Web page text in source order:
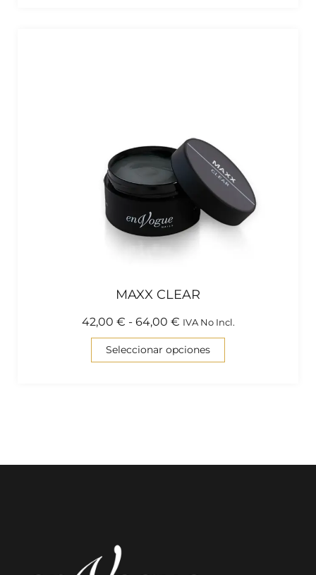
MAXX CLEAR
42,00 € - 64,00 € IVA No Incl.
Seleccionar opciones